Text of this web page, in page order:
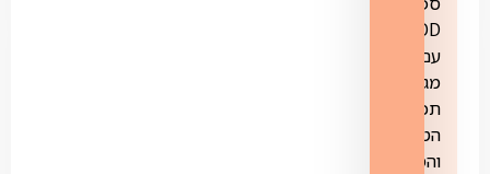
VOD
עם
מגוון
תכני
הטבע
והמדע.